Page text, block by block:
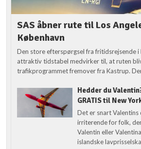
SAS åbner rute til Los
København
Den store efterspørgsel fra fritidsrejsende i
attraktiv tidstabel medvirker til, at ruten
trafikprogrammet fremover fra Kastrup.
Hedder du
GRATIS til New
Det er snart
irriterende for folk,
Valentin eller
islandske